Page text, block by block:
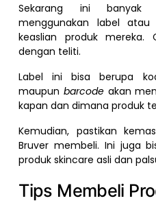
Sekarang ini
menggunakan label
keaslian produk
dengan teliti.
Label ini bisa berupa
maupunbarcode akan
kapan dan dimana produk
Kemudian, pastikan
Bruver membeli. Ini juga
produk skincare asli dan
Tips Membeli